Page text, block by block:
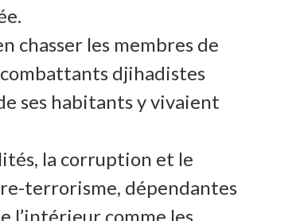
chasser les membres de
djihadistes
ses habitants y vivaient
la corruption et le
terrorisme, dépendantes
l’intérieur comme les